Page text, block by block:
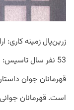
زرین‌پال زمینه کاری:
قهرمانان جوان
‌است. قهرمانان جوانی